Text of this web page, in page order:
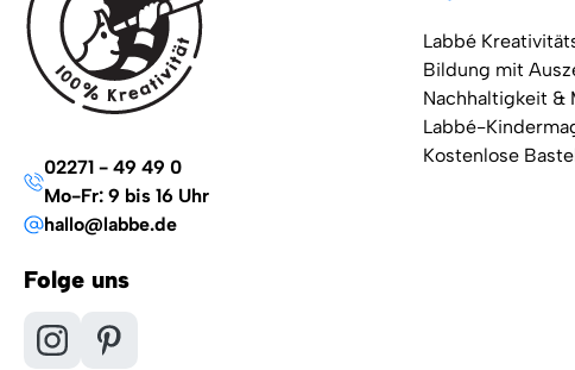
02271 - 49 49 0
Mo-Fr: 9 bis 16 Uhr
hallo@labbe.de
Folge uns
Labbé
Bildung mit
Nachhaltigkeit &
Labbé-
Kostenlose